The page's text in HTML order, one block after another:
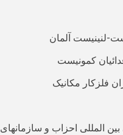
لنینیست آلمان
کمونیست
فلزکار مکانیک
المللی احزاب و سازمانهای